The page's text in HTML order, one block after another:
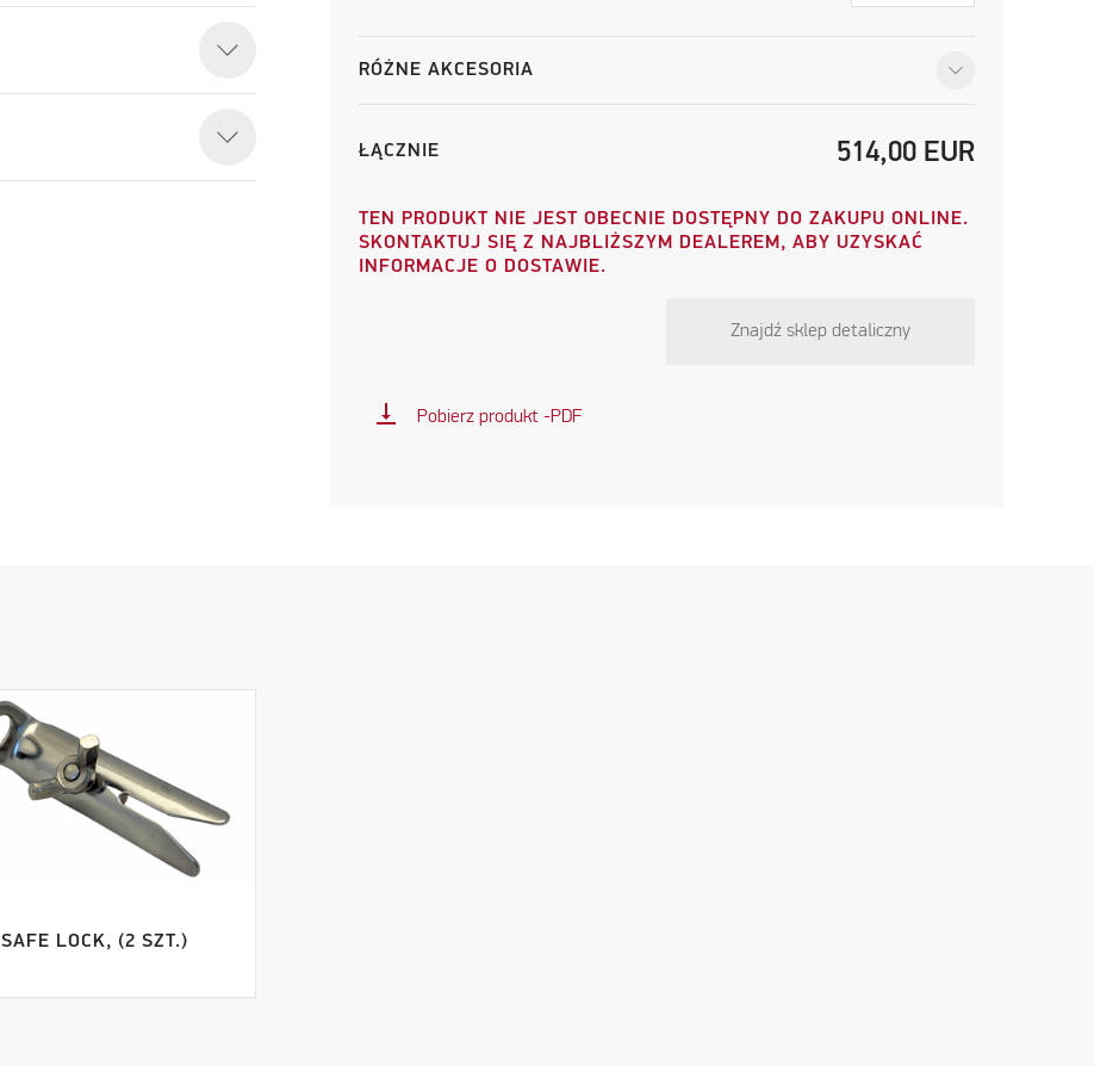
RÓŻNE AKCESORIA
ŁĄCZNIE 514,00 EUR
TEN PRODUKT NIE JEST OBECNIE DOSTĘPNY DO ZAKUPU ONLINE.
SKONTAKTUJ SIĘ Z NAJBLIŻSZYM DEALEREM, ABY UZYSKAĆ
INFORMACJE O DOSTAWIE.
Znajdź sklep detaliczny
vertical_align_bottom Pobierz produkt -PDF
SAFE LOCK, (2 SZT.)